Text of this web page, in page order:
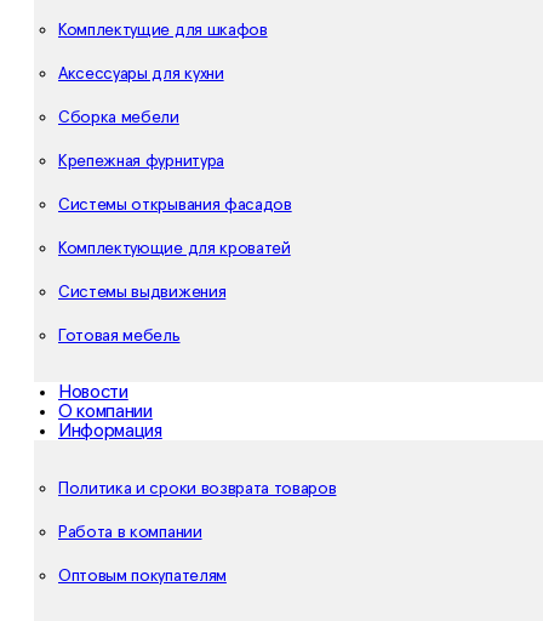
Комплектущие для шкафов
Аксессуары для кухни
Сборка мебели
Крепежная фурнитура
Системы открывания фасадов
Комплектующие для кроватей
Системы выдвижения
Готовая мебель
Новости
О компании
Информация
Политика и сроки возврата товаров
Работа в компании
Оптовым покупателям